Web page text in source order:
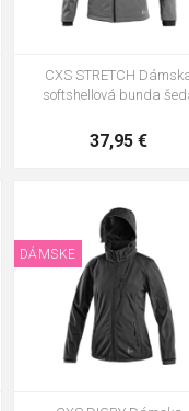
CXS STRETCH
softshellová bunda
37,95 €
DÁMSKE
3XL
4XL